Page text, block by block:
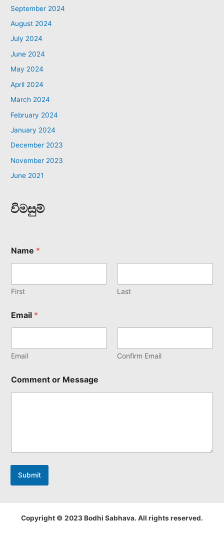
September 2024
August 2024
July 2024
June 2024
May 2024
April 2024
March 2024
February 2024
January 2024
December 2023
November 2023
June 2021
විමසුම්
Name *
First Last
Email *
Email Confirm Email
Comment or Message
Submit
Copyright © 2023 Bodhi Sabhava. All rights reserved.